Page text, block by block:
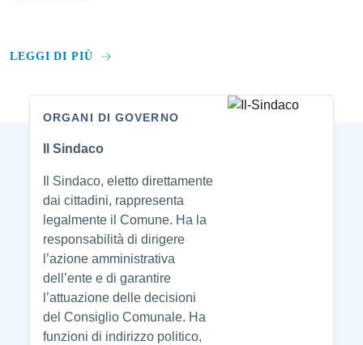
LEGGI DI PIÙ
Amministrazione
ORGANI DI GOVERNO
Il Sindaco
Il Sindaco, eletto direttamente
dai cittadini, rappresenta
legalmente il Comune. Ha la
responsabilità di dirigere
l’azione amministrativa
dell’ente e di garantire
l’attuazione delle decisioni
del Consiglio Comunale. Ha
funzioni di indirizzo politico,